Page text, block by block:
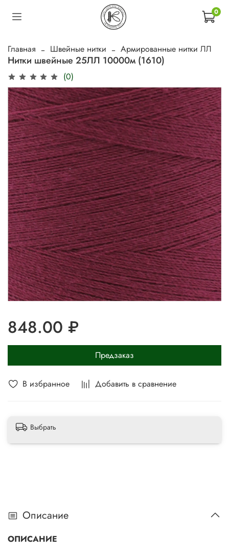
0
Главная Швейные нитки Армированные нитки ЛЛ
Нитки швейные 25ЛЛ 10000м (1610)
(0)
В избранное Добавить в сравнение
848.00 ₽
Предзаказ
Выбрать
Описание
ОПИСАНИЕ